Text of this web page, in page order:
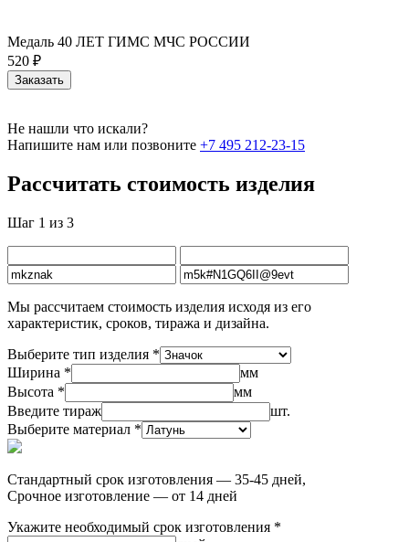
Медаль 40 ЛЕТ ГИМС МЧС РОССИИ
520 ₽
Заказать
Не нашли что искали?
Напишите нам или позвоните +7 495 212-23-15
Рассчитать стоимость изделия
Шаг 1 из 3
Мы рассчитаем стоимость изделия исходя из его
характеристик, сроков, тиража и дизайна.
Выберите тип изделия *
Ширина *
мм
Высота *
мм
Введите тираж
шт.
Выберите материал *
Стандартный срок изготовления — 35-45 дней,
Срочное изготовление — от 14 дней
Укажите необходимый срок изготовления *